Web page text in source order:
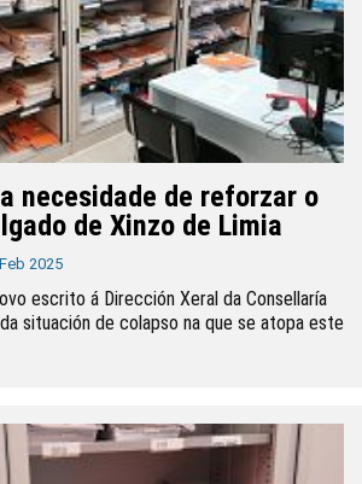
necesidade de reforzar o
de Xinzo de Limia
2025
escrito á Dirección Xeral da Consellaría
situación de colapso na que se atopa este